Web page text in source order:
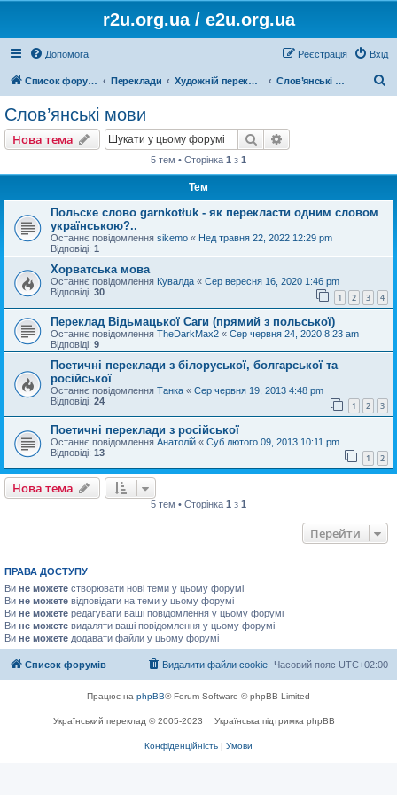
r2u.org.ua / e2u.org.ua
Допомога Вхід
Реєстрація
Список форумів Переклади Художній переклад Слов’янські мови
Слов’янські мови
Нова тема Пошук
5 тем • Сторінка 1 з 1
Тем
Польске слово garnkotłuk - як перекласти одним словом
українською?..
Останнє повідомлення sikemo « Нед травня 22, 2022 12:29 pm
Відповіді: 1
Хорватська мова
Останнє повідомлення Кувалда « Сер вересня 16, 2020 1:46 pm
Відповіді: 30 1 2 3 4
Переклад Відьмацької Саги (прямий з польської)
Останнє повідомлення TheDarkMax2 « Сер червня 24, 2020 8:23 am
Відповіді: 9
Поетичні переклади з білоруської, болгарської та
російської
Останнє повідомлення Танка « Сер червня 19, 2013 4:48 pm
Відповіді: 24 1 2 3
Поетичні переклади з російської
Останнє повідомлення Анатолій « Суб лютого 09, 2013 10:11 pm
Відповіді: 13 1 2
Нова тема
5 тем • Сторінка 1 з 1
Перейти
ПРАВА ДОСТУПУ
Ви не можете створювати нові теми у цьому форумі
Ви не можете відповідати на теми у цьому форумі
Ви не можете редагувати ваші повідомлення у цьому форумі
Ви не можете видаляти ваші повідомлення у цьому форумі
Ви не можете додавати файли у цьому форумі
Список форумів Часовий пояс UTC+02:00
Видалити файли cookie
Працює на phpBB® Forum Software © phpBB Limited
Український переклад © 2005-2023 Українська підтримка phpBB
Конфіденційність Умови